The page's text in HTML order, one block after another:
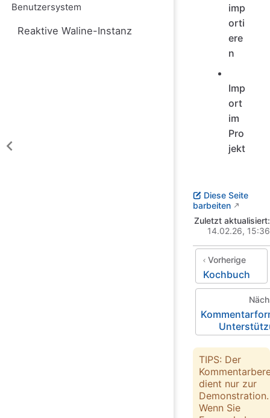
Benutzersystem
Reaktive Waline-Instanz
imp
orti
ere
n
Imp
ort
im
Pro
jekt
Diese Seite
barbeiten
Zuletzt aktualisiert:
14.02.26, 15:36
Vorherige
Kochbuch
TIPS: Der
dient nur zur
Demonstration.
Wenn Sie